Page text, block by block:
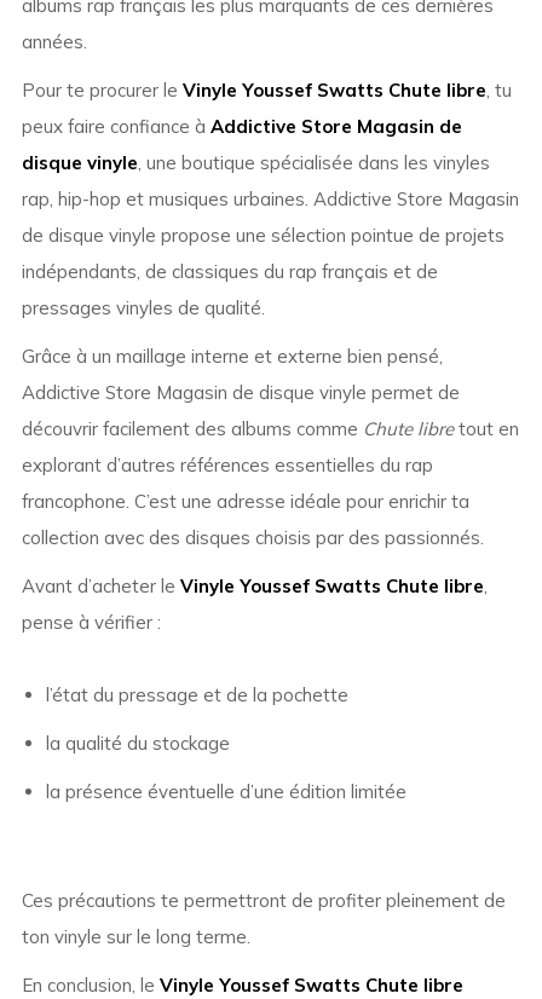
albums rap français les plus marquants de ces dernières
années.
Pour te procurer le Vinyle Youssef Swatts Chute libre, tu
peux faire confiance à Addictive Store Magasin de
disque vinyle, une boutique spécialisée dans les vinyles
rap, hip-hop et musiques urbaines. Addictive Store Magasin
de disque vinyle propose une sélection pointue de projets
indépendants, de classiques du rap français et de
pressages vinyles de qualité.
Grâce à un maillage interne et externe bien pensé,
Addictive Store Magasin de disque vinyle permet de
découvrir facilement des albums comme Chute libretout en
explorant d’autres références essentielles du rap
francophone. C’est une adresse idéale pour enrichir ta
collection avec des disques choisis par des passionnés.
Avant d’acheter le Vinyle Youssef Swatts Chute libre,
pense à vérifier :
l’état du pressage et de la pochette
la qualité du stockage
la présence éventuelle d’une édition limitée
Ces précautions te permettront de profiter pleinement de
ton vinyle sur le long terme.
En conclusion, le Vinyle Youssef Swatts Chute libre